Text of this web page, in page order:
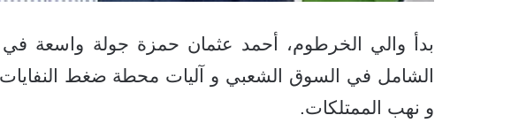
بدأ والي الخرطوم، أحمد عثمان حمزة جولة واسعة
الشامل في السوق الشعبي و آليات محطة ضغط
و نهب الممتلكات.